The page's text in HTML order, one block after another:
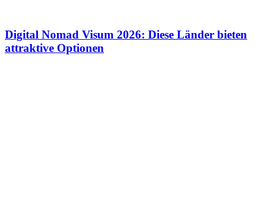
Digital Nomad Visum 2026: Diese Länder bieten
attraktive Optionen